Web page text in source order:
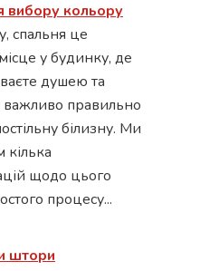
вибору кольору
спальня це
у будинку, де
душею та
важливо правильно
білизну. Ми
щодо цього
процесу...
штори